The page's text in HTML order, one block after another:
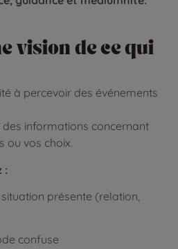
vision de ce qui
à percevoir des événements
informations concernant
ou vos choix.
:
présente (relation,
confuse